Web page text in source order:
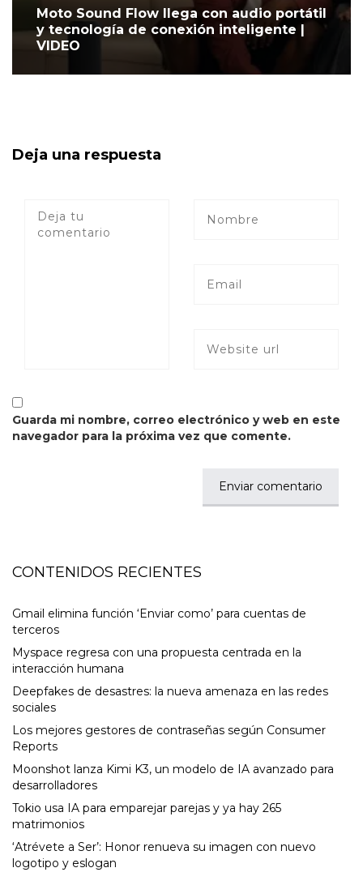
Moto Sound Flow llega con audio portátil
y tecnología de conexión inteligente |
VIDEO
Deja una respuesta
Guarda mi nombre, correo electrónico y web en este
navegador para la próxima vez que comente.
CONTENIDOS RECIENTES
Gmail elimina función ‘Enviar como’ para cuentas de
terceros
Myspace regresa con una propuesta centrada en la
interacción humana
Deepfakes de desastres: la nueva amenaza en las redes
sociales
Los mejores gestores de contraseñas según Consumer
Reports
Moonshot lanza Kimi K3, un modelo de IA avanzado para
desarrolladores
Tokio usa IA para emparejar parejas y ya hay 265
matrimonios
‘Atrévete a Ser’: Honor renueva su imagen con nuevo
logotipo y eslogan